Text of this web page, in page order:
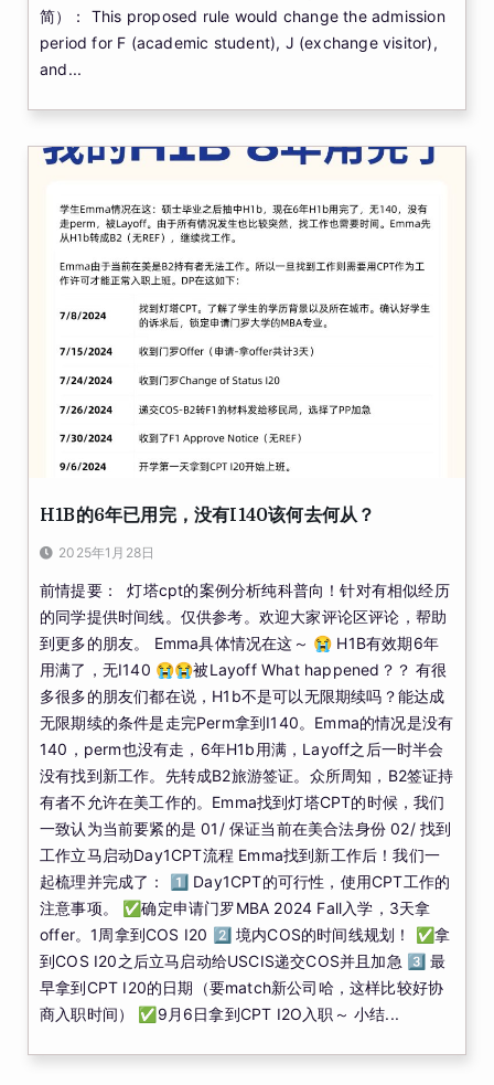
简）： This proposed rule would change the admission
period for F (academic student), J (exchange visitor),
and...
H1B的6年已用完，没有I140该何去何从？
2025年1月28日
前情提要： 灯塔cpt的案例分析纯科普向！针对有相似经历
的同学提供时间线。仅供参考。欢迎大家评论区评论，帮助
到更多的朋友。 Emma具体情况在这～ 😭 H1B有效期6年
用满了，无I140 😭😭被Layoff What happened？？ 有很
多很多的朋友们都在说，H1b不是可以无限期续吗？能达成
无限期续的条件是走完Perm拿到I140。Emma的情况是没有
140，perm也没有走，6年H1b用满，Layoff之后一时半会
没有找到新工作。先转成B2旅游签证。众所周知，B2签证持
有者不允许在美工作的。Emma找到灯塔CPT的时候，我们
一致认为当前要紧的是 01/ 保证当前在美合法身份 02/ 找到
工作立马启动Day1CPT流程 Emma找到新工作后！我们一
起梳理并完成了： 1️⃣ Day1CPT的可行性，使用CPT工作的
注意事项。 ✅确定申请门罗MBA 2024 Fall入学，3天拿
offer。1周拿到COS I20 2️⃣ 境内COS的时间线规划！ ✅拿
到COS I20之后立马启动给USCIS递交COS并且加急 3️⃣ 最
早拿到CPT I20的日期（要match新公司哈，这样比较好协
商入职时间） ✅9月6日拿到CPT I2O入职～ 小结...